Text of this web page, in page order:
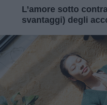
L’amore sotto
svantaggi) degli